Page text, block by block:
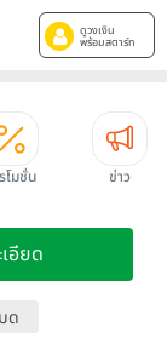
ดูวงเงิน
พร้อมสตาร์ท
โมชั่น ข่าว
อียด
ด